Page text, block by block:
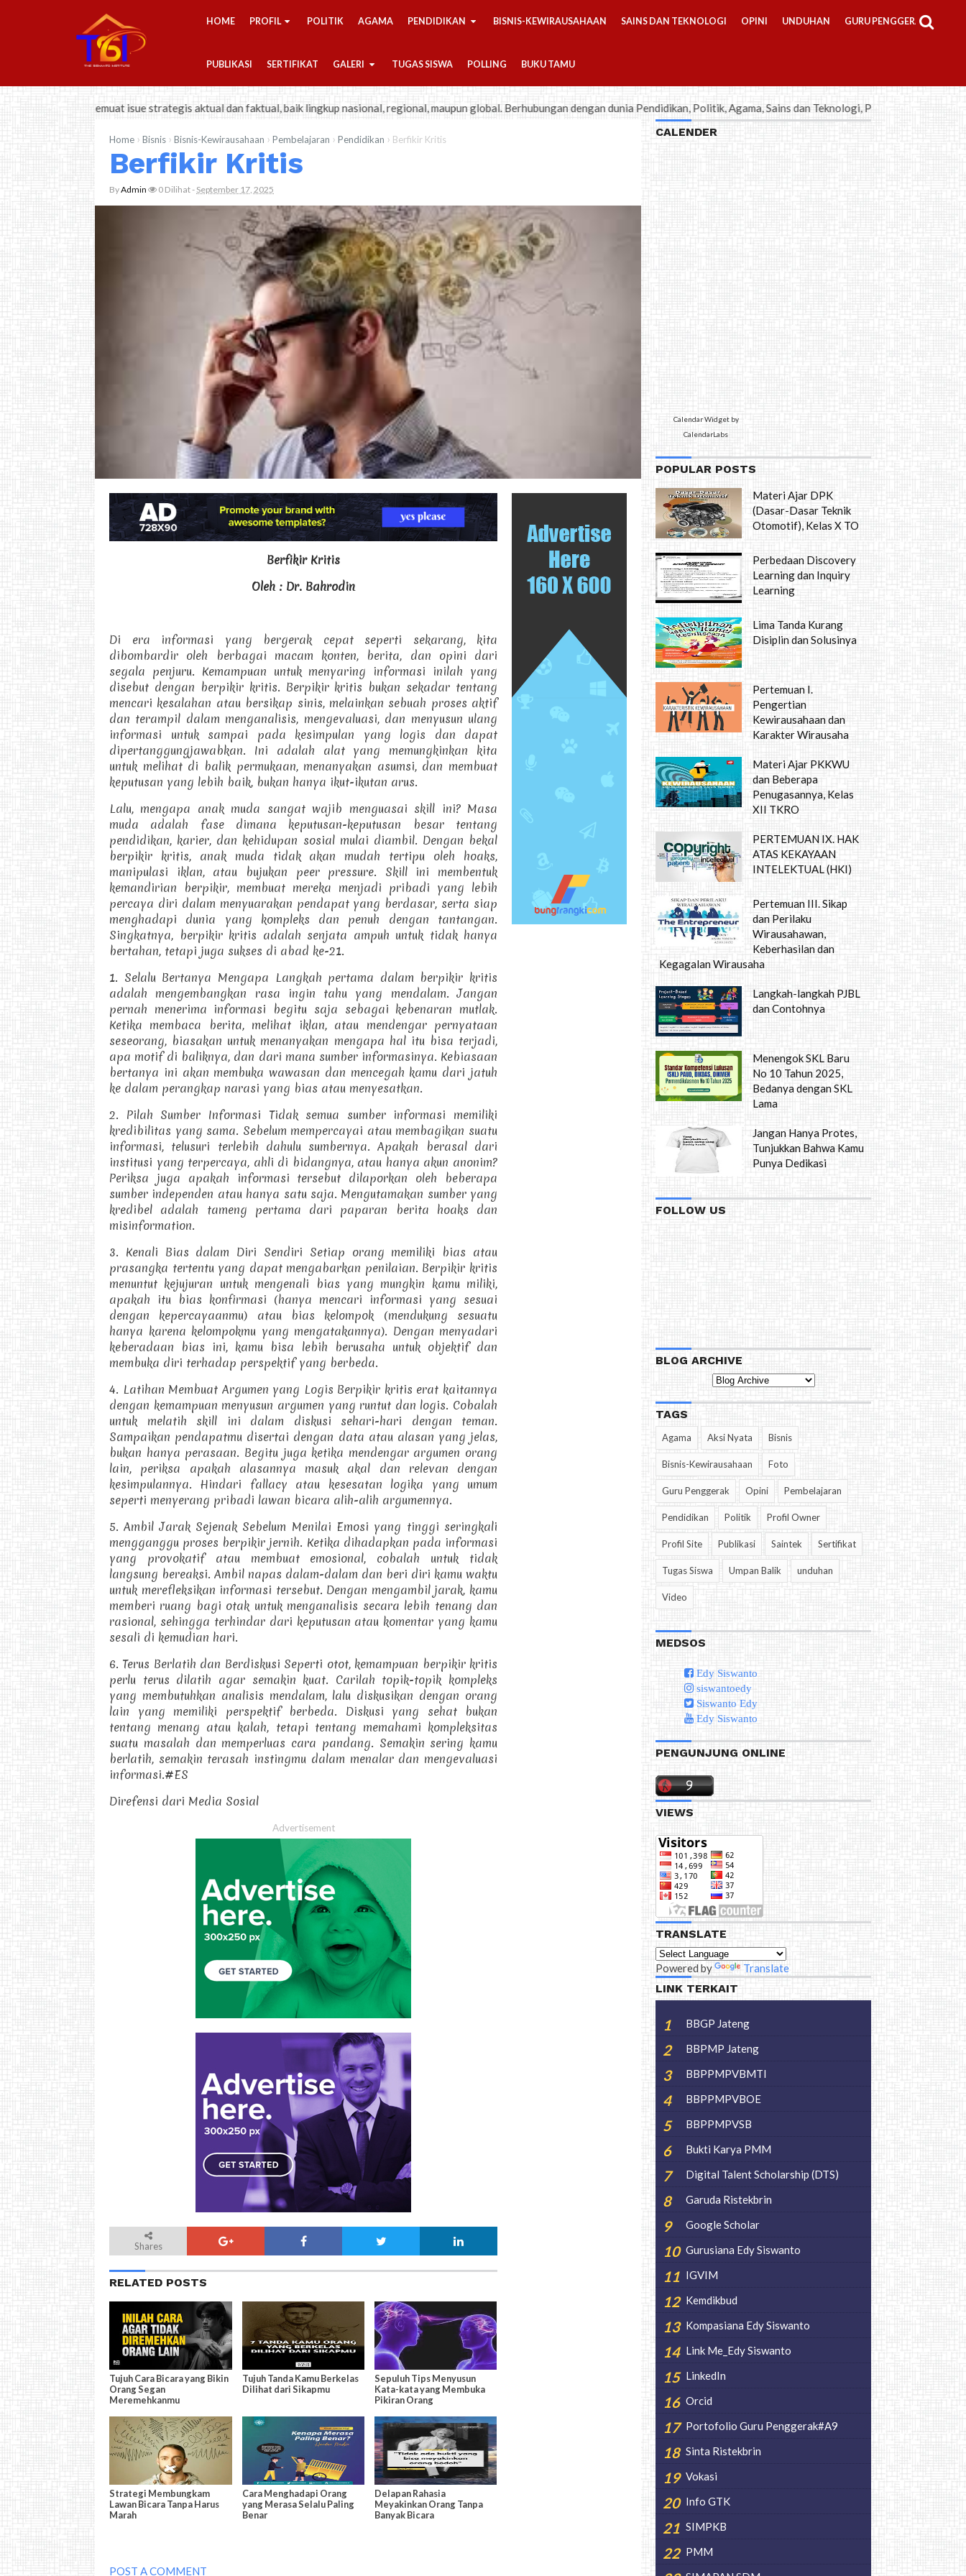
HOME PROFIL POLITIK AGAMA PENDIDIKAN BISNIS-KEWIRAUSAHAAN SAINS DAN TEKNOLOGI OPINI UNDUHAN GURU PENGGERAK
PUBLIKASI SERTIFIKAT GALERI TUGAS SISWA POLLING BUKU TAMU
isue strategis aktual dan faktual, baik lingkup nasional, regional, maupun global. Berhubungan dengan dunia Pendidikan, Politik, Agama, Sains dan Teknologi, Pembelajaran, Bisnis-
Home › Bisnis › Bisnis-Kewirausahaan › Pembelajaran › Pendidikan › Berfikir Kritis
Berfikir Kritis
ByAdmin 0 Dilihat- September 17, 2025
Berfikir Kritis
Oleh : Dr. Bahrodin
Di era informasi yang bergerak cepat seperti sekarang, kita
dibombardir oleh berbagai macam konten, berita, dan opini dari
segala penjuru. Kemampuan untuk menyaring informasi inilah yang
disebut dengan berpikir kritis. Berpikir kritis bukan sekadar tentang
mencari kesalahan atau bersikap sinis, melainkan sebuah proses aktif
dan terampil dalam menganalisis, mengevaluasi, dan menyusun ulang
informasi untuk sampai pada kesimpulan yang logis dan dapat
dipertanggungjawabkan. Ini adalah alat yang memungkinkan kita
untuk melihat di balik permukaan, menanyakan asumsi, dan membuat
keputusan yang lebih baik, bukan hanya ikut-ikutan arus.
Lalu, mengapa anak muda sangat wajib menguasai skill ini? Masa
muda adalah fase dimana keputusan-keputusan besar tentang
pendidikan, karier, dan kehidupan sosial mulai diambil. Dengan bekal
berpikir kritis, anak muda tidak akan mudah tertipu oleh hoaks,
manipulasi iklan, atau bujukan peer pressure. Skill ini membentuk
kemandirian berpikir, membuat mereka menjadi pribadi yang lebih
percaya diri dalam menyuarakan pendapat yang berdasar, serta siap
menghadapi dunia yang kompleks dan penuh dengan tantangan.
Singkatnya, berpikir kritis adalah senjata ampuh untuk tidak hanya
bertahan, tetapi juga sukses di abad ke-21.
1. Selalu Bertanya Mengapa Langkah pertama dalam berpikir kritis
adalah mengembangkan rasa ingin tahu yang mendalam. Jangan
pernah menerima informasi begitu saja sebagai kebenaran mutlak.
Ketika membaca berita, melihat iklan, atau mendengar pernyataan
seseorang, biasakan untuk menanyakan mengapa hal itu bisa terjadi,
apa motif di baliknya, dan dari mana sumber informasinya. Kebiasaan
bertanya ini akan membuka wawasan dan mencegah kamu dari jatuh
ke dalam perangkap narasi yang bias atau menyesatkan.
2. Pilah Sumber Informasi Tidak semua sumber informasi memiliki
kredibilitas yang sama. Sebelum mempercayai atau membagikan suatu
informasi, telusuri terlebih dahulu sumbernya. Apakah berasal dari
institusi yang terpercaya, ahli di bidangnya, atau hanya akun anonim?
Periksa juga apakah informasi tersebut dilaporkan oleh beberapa
sumber independen atau hanya satu saja. Mengutamakan sumber yang
kredibel adalah tameng pertama dari paparan berita hoaks dan
misinformation.
3. Kenali Bias dalam Diri Sendiri Setiap orang memiliki bias atau
prasangka tertentu yang dapat mengabarkan penilaian. Berpikir kritis
menuntut kejujuran untuk mengenali bias yang mungkin kamu miliki,
apakah itu bias konfirmasi (hanya mencari informasi yang sesuai
dengan kepercayaanmu) atau bias kelompok (mendukung sesuatu
hanya karena kelompokmu yang mengatakannya). Dengan menyadari
keberadaan bias ini, kamu bisa lebih berusaha untuk objektif dan
membuka diri terhadap perspektif yang berbeda.
4. Latihan Membuat Argumen yang Logis Berpikir kritis erat kaitannya
dengan kemampuan menyusun argumen yang runtut dan logis. Cobalah
untuk melatih skill ini dalam diskusi sehari-hari dengan teman.
Sampaikan pendapatmu disertai dengan data atau alasan yang jelas,
bukan hanya perasaan. Begitu juga ketika mendengar argumen orang
lain, periksa apakah alasannya masuk akal dan relevan dengan
kesimpulannya. Hindari fallacy atau kesesatan logika yang umum
seperti menyerang pribadi lawan bicara alih-alih argumennya.
5. Ambil Jarak Sejenak Sebelum Menilai Emosi yang tinggi seringkali
mengganggu proses berpikir jernih. Ketika dihadapkan pada informasi
yang provokatif atau membuat emosional, cobalah untuk tidak
langsung bereaksi. Ambil napas dalam-dalam dan beri diri kamu waktu
untuk merefleksikan informasi tersebut. Dengan mengambil jarak, kamu
memberi ruang bagi otak untuk menganalisis secara lebih tenang dan
rasional, sehingga terhindar dari keputusan atau komentar yang kamu
sesali di kemudian hari.
6. Terus Berlatih dan Berdiskusi Seperti otot, kemampuan berpikir kritis
perlu terus dilatih agar semakin kuat. Carilah topik-topik kompleks
yang membutuhkan analisis mendalam, lalu diskusikan dengan orang
lain yang memiliki perspektif berbeda. Diskusi yang sehat bukan
tentang menang atau kalah, tetapi tentang memahami kompleksitas
suatu masalah dan memperluas cara pandang. Semakin sering kamu
berlatih, semakin terasah instingmu dalam menalar dan mengevaluasi
informasi.#ES
Direfensi dari Media Sosial
Advertisement
Shares
RELATED POSTS
Tujuh Cara Bicara yang Bikin
Orang Segan
Meremehkanmu
Tujuh Tanda Kamu Berkelas
Dilihat dari Sikapmu
Sepuluh Tips Menyusun
Kata-kata yang Membuka
Pikiran Orang
Strategi Membungkam
Lawan Bicara Tanpa Harus
Marah
Cara Menghadapi Orang
yang Merasa Selalu Paling
Benar
Delapan Rahasia
Meyakinkan Orang Tanpa
Banyak Bicara
POST A COMMENT
CALENDER
Calendar Widget by
CalendarLabs
POPULAR POSTS
Materi Ajar DPK
(Dasar-Dasar Teknik
Otomotif), Kelas X TO
Perbedaan Discovery
Learning dan Inquiry
Learning
Lima Tanda Kurang
Disiplin dan Solusinya
Pertemuan I.
Pengertian
Kewirausahaan dan
Karakter Wirausaha
Materi Ajar PKKWU
dan Beberapa
Penugasannya, Kelas
XII TKRO
PERTEMUAN IX. HAK
ATAS KEKAYAAN
INTELEKTUAL (HKI)
Pertemuan III. Sikap
dan Perilaku
Wirausahawan,
Keberhasilan dan
Kegagalan Wirausaha
Langkah-langkah PJBL
dan Contohnya
Menengok SKL Baru
No 10 Tahun 2025,
Bedanya dengan SKL
Lama
Jangan Hanya Protes,
Tunjukkan Bahwa Kamu
Punya Dedikasi
FOLLOW US
BLOG ARCHIVE
TAGS
Agama Aksi Nyata Bisnis
Bisnis-Kewirausahaan Foto
Guru Penggerak Opini Pembelajaran
Pendidikan Politik Profil Owner
Profil Site Publikasi Saintek Sertifikat
Tugas Siswa Umpan Balik unduhan
Video
MEDSOS
Edy Siswanto
siswantoedy
Siswanto Edy
Edy Siswanto
PENGUNJUNG ONLINE
VIEWS
TRANSLATE
Powered by Translate
LINK TERKAIT
BBGP Jateng
BBPMP Jateng
BBPPMPVBMTI
BBPPMPVBOE
BBPPMPVSB
Bukti Karya PMM
Digital Talent Scholarship (DTS)
Garuda Ristekbrin
Google Scholar
Gurusiana Edy Siswanto
IGVIM
Kemdikbud
Kompasiana Edy Siswanto
Link Me_Edy Siswanto
LinkedIn
Orcid
Portofolio Guru Penggerak#A9
Sinta Ristekbrin
Vokasi
Info GTK
SIMPKB
PMM